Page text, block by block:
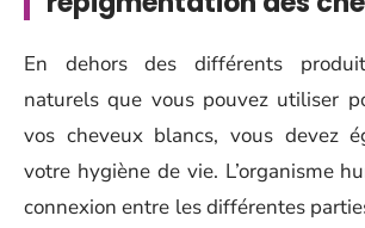
En dehors des différents
naturels que vous pouvez utiliser
vos cheveux blancs, vous devez
votre hygiène de vie. L’organisme
connexion entre les différentes